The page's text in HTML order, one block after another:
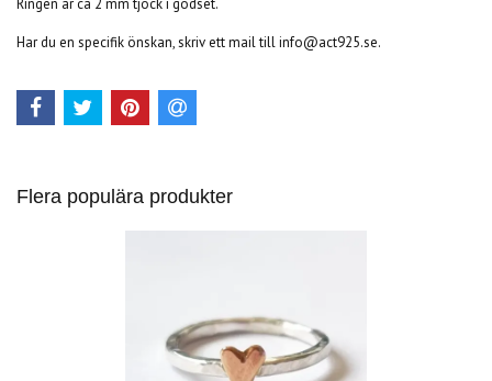
Ringen är ca 2 mm tjock i godset.
Har du en specifik önskan, skriv ett mail tillinfo@act925.se.
Flera populära produkter